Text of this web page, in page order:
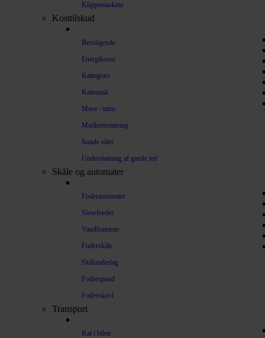
Klippemaskine
Kosttilskud
Beroligende
Energiboost
Kattegræs
Kattemalt
Mave / tarm
Mælkeerstatning
Sunde olier
Understøtning af gamle led
Skåle og automater
Foderautomater
Slowfeeder
Vandfontæne
Foderskåle
Skålunderlag
Foderspand
Foderskovl
Transport
Kat i bilen